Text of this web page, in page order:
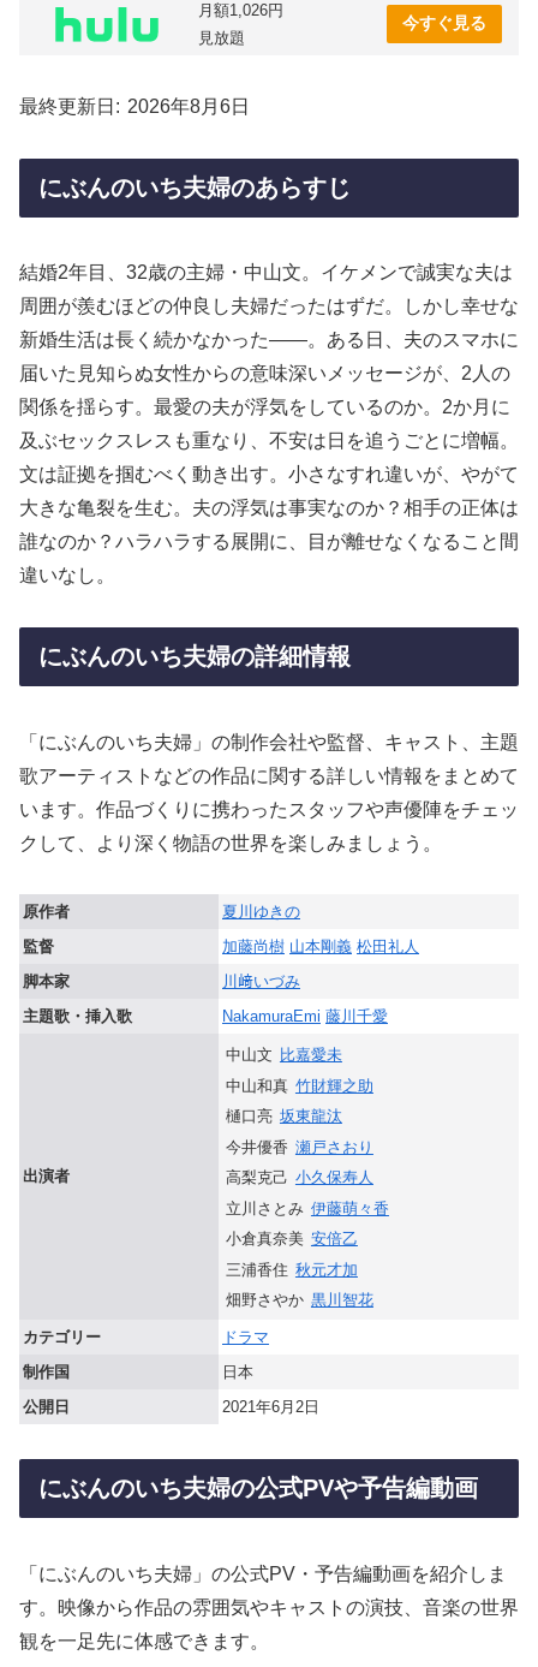
月額1,026円
見放題
今すぐ見る
最終更新日 2026年8月6日
にぶんのいち夫婦のあらすじ
結婚2年目、32歳の主婦・中山文。イケメンで誠実な夫は
周囲が羨むほどの仲良し夫婦だったはずだ。しかし幸せな
新婚生活は長く続かなかった——。ある日、夫のスマホに
届いた見知らぬ女性からの意味深いメッセージが、2人の
関係を揺らす。最愛の夫が浮気をしているのか。2か月に
及ぶセックスレスも重なり、不安は日を追うごとに増幅。
文は証拠を掴むべく動き出す。小さなすれ違いが、やがて
大きな亀裂を生む。夫の浮気は事実なのか？相手の正体は
誰なのか？ハラハラする展開に、目が離せなくなること間
違いなし。
にぶんのいち夫婦の詳細情報
「にぶんのいち夫婦」の制作会社や監督、キャスト、主題
歌アーティストなどの作品に関する詳しい情報をまとめて
います。作品づくりに携わったスタッフや声優陣をチェッ
クして、より深く物語の世界を楽しみましょう。
原作者
夏川ゆきの
監督
加藤尚樹 山本剛義 松田礼人
脚本家
川﨑いづみ
主題歌・挿入歌
NakamuraEmi 藤川千愛
出演者
中山文 比嘉愛未
中山和真 竹財輝之助
樋󠄀口亮 坂東龍汰
今井優香 瀬戸さおり
高梨克己 小久保寿人
立川さとみ 伊藤萌々香
小倉真奈美 安倍乙
三浦香住 秋元才加
畑野さやか 黒川智花
カテゴリー
ドラマ
制作国
日本
公開日
2021年6月2日
にぶんのいち夫婦の公式PVや予告編動画
「にぶんのいち夫婦」の公式PV・予告編動画を紹介しま
す。映像から作品の雰囲気やキャストの演技、音楽の世界
観を一足先に体感できます。